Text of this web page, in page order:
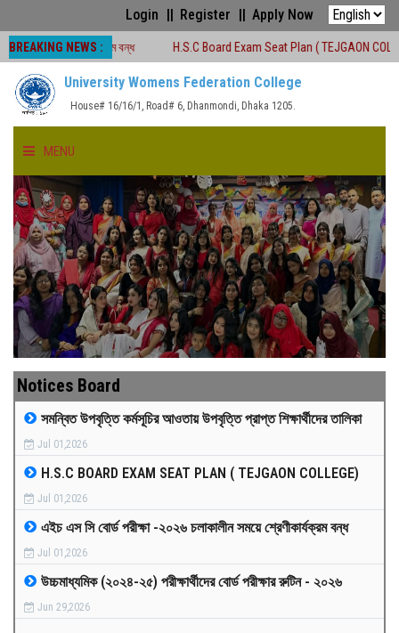
Login Register Apply Now
BREAKING NEWS :
বন্ধ H.S.C Board Exam Seat Plan ( TEJGAON COLLEGE)
University Womens Federation College
House# 16/16/1, Road# 6, Dhanmondi, Dhaka 1205.
MENU
HOME
ABOUT US
FACULTIES
ACADEMICS
GALLERY
MEDIA
PAYMENT
RESULTS
Notices Board
সমন্বিত উপবৃত্তি কর্মসূচির আওতায় উপবৃত্তি প্রাপ্ত শিক্ষার্থীদের তালিকা
Jul 01,2026
H.S.C BOARD EXAM SEAT PLAN ( TEJGAON COLLEGE)
Jul 01,2026
এইচ এস সি বোর্ড পরীক্ষা -২০২৬ চলাকালীন সময়ে শ্রেণীকার্যক্রম বন্ধ
Jul 01,2026
উচ্চমাধ্যমিক (২০২৪-২৫) পরীক্ষার্থীদের বোর্ড পরীক্ষার রুটিন - ২০২৬
Jun 29,2026